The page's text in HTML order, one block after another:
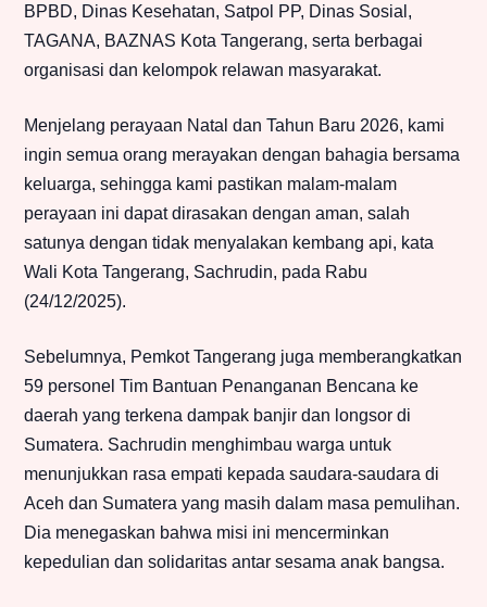
BPBD, Dinas Kesehatan, Satpol PP, Dinas Sosial,
TAGANA, BAZNAS Kota Tangerang, serta berbagai
organisasi dan kelompok relawan masyarakat.
Menjelang perayaan Natal dan Tahun Baru 2026, kami
ingin semua orang merayakan dengan bahagia bersama
keluarga, sehingga kami pastikan malam-malam
perayaan ini dapat dirasakan dengan aman, salah
satunya dengan tidak menyalakan kembang api, kata
Wali Kota Tangerang, Sachrudin, pada Rabu
(24/12/2025).
Sebelumnya, Pemkot Tangerang juga memberangkatkan
59 personel Tim Bantuan Penanganan Bencana ke
daerah yang terkena dampak banjir dan longsor di
Sumatera. Sachrudin menghimbau warga untuk
menunjukkan rasa empati kepada saudara-saudara di
Aceh dan Sumatera yang masih dalam masa pemulihan.
Dia menegaskan bahwa misi ini mencerminkan
kepedulian dan solidaritas antar sesama anak bangsa.